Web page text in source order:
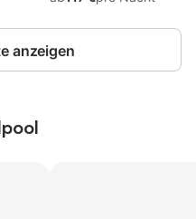
anzeigen